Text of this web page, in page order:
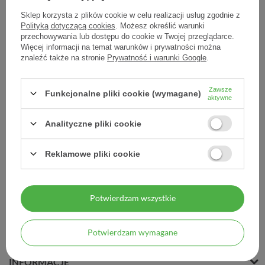
Swederm Hudsalva Vit E,
maść do skóry suchej, 50
26,90 zł
0,54 zł / szt.
MOJE ZAMÓWIENIE
MOJE KONTO
INFORMACJE
Sklep korzysta z plików cookie w celu realizacji usług zgodnie z
Polityką dotyczącą cookies . Możesz określić warunki
przechowywania lub dostępu do cookie w Twojej przeglądarce.
Więcej informacji na temat warunków i prywatności można
znaleźć także na stronie Prywatność i warunki Google
Funkcjonalne pliki cookie (wymagane)
Zawsze
aktywne
Analityczne pliki cookie
Reklamowe pliki cookie
Potwierdzam wymagane
Potwierdzam wszystkie